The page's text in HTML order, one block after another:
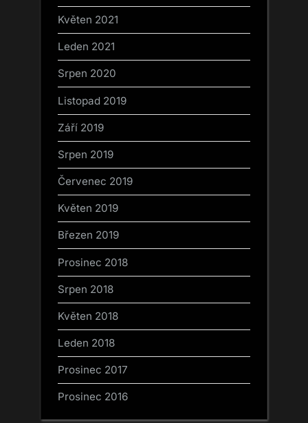
Květen 2021
Leden 2021
Srpen 2020
Listopad 2019
Září 2019
Srpen 2019
Červenec 2019
Květen 2019
Březen 2019
Prosinec 2018
Srpen 2018
Květen 2018
Leden 2018
Prosinec 2017
Prosinec 2016